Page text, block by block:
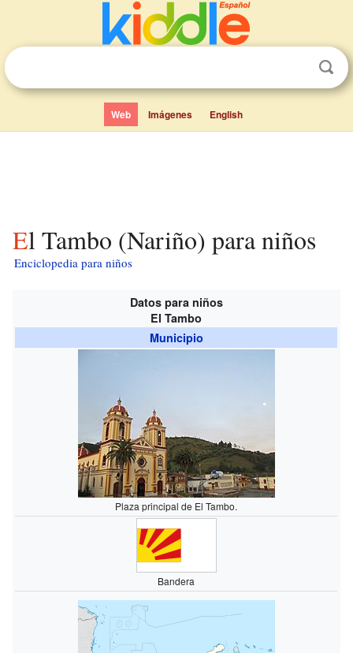
Web Imágenes English
El Tambo (Nariño) para niños
Enciclopedia para niños
Datos para niños
El Tambo
Municipio
Plaza principal de El Tambo.
Bandera